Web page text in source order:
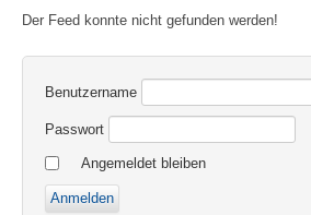
Der Feed konnte nicht gefunden werden!
Benutzername
Passwort
Angemeldet bleiben